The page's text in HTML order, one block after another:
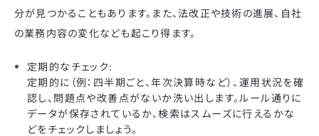
分が見つかることもあります。また、法改正や技術の進展、自社
の業務内容の変化なども起こり得ます。
定期的なチェック:
定期的に（例：四半期ごと、年次決算時など）、運用状況を確
認し、問題点や改善点がないか洗い出します。ルール通りに
データが保存されているか、検索はスムーズに行えるかな
どをチェックしましょう。